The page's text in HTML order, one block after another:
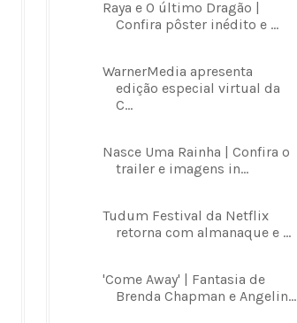
Raya e O último Dragão |
Confira pôster inédito e ...
WarnerMedia apresenta
edição especial virtual da
C...
Nasce Uma Rainha | Confira o
trailer e imagens in...
Tudum Festival da Netflix
retorna com almanaque e ...
'Come Away' | Fantasia de
Brenda Chapman e Angelin...